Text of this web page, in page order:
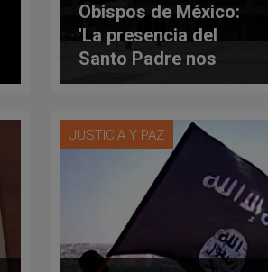
Obispos de México:
'La presencia del
Santo Padre nos
confirmará en la fe,
caridad'
JUSTICIA Y PAZ